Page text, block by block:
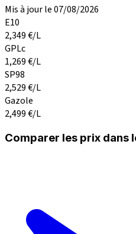
Mis à jour le 07/08/2026
E10
2,349€/L
GPLc
1,269€/L
SP98
2,529€/L
Gazole
2,499€/L
Comparer les prix dans